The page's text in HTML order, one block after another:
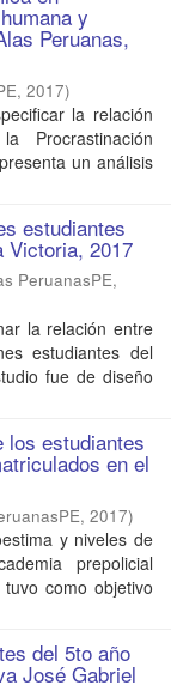
y
Peruanas,
, 2017)
la relación
Procrastinación
un análisis
estudiantes
Victoria, 2017
PeruanasPE,
la relación entre
estudiantes del
fue de diseño
los estudiantes
en el
, 2017)
y niveles de
prepolicial
como objetivo
del 5to año
José Gabriel